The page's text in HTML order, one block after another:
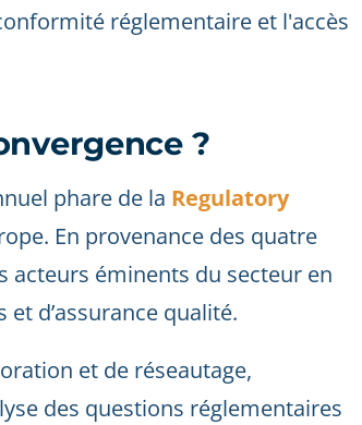
réglementaire et l'accès
?
phare de la Regulatory
En provenance des quatre
acteurs éminents du secteur en
d’assurance qualité.
et de réseautage,
des questions réglementaires